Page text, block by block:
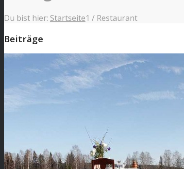
Du bist hier: Startseite1 / Restaurant
Beiträge